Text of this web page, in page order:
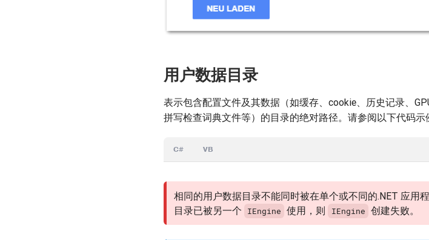
用户数据目录
表示包含配置文件及其数据（如缓存、cookie、历史记录、
拼写检查词典文件等）的目录的绝对路径。请参阅以下代码示
C# VB
相同的用户数据目录不能同时被在单个或不同的.NET 应用
目录已被另一个
IEngine 使用，则 IEngine 创建失败。